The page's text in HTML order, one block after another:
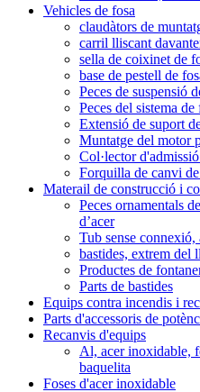
Vehicles de fosa
claudàtors de
carril lliscant
sella de coixinet de
base de pestell de
Peces de suspensió
Peces del sistema
Extensió de suport
Muntatge del motor
Col·lector
Forquilla de canvi
Materail de construcció i
Peces ornamentals
d’acer
Tub sense connexió,
bastides, extrem del
Productes de
Parts de bastides
Equips contra incendis i
Parts d'accessoris de
Recanvis d'equips
Al, acer inoxidable,
baquelita
Foses d'acer inoxidable